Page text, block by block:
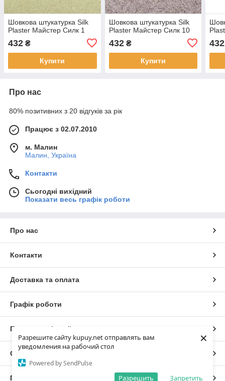
Разрешите сайту kupuy.net отправлять вам
уведомления на рабочий стол
Powered by SendPulse
Запретить
Разрешить
×
Шовкова штукатурка Silk
Plaster Майстер Силк 1
432 ₴
Купити
Шовкова штукатурка Silk
Plaster Майстер Силк 10
432₴
Купити
432
Про нас
80% позитивних з 20 відгуків за рік
Працює з 02.07.2010
м. Малин
Малин, Україна
Контакти
Сьогодні вихідний
Показати весь графік роботи
Про нас
Контакти
Доставка та оплата
Графік роботи
Повна версія сайту
Сайт створено на маркетплейсі
Політика конфіденційності